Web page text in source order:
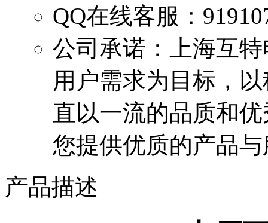
QQ在线客服：
公司承诺：
上海互
用户需求为目标，
直以一流的品质和
您提供优质的产品
产品描述